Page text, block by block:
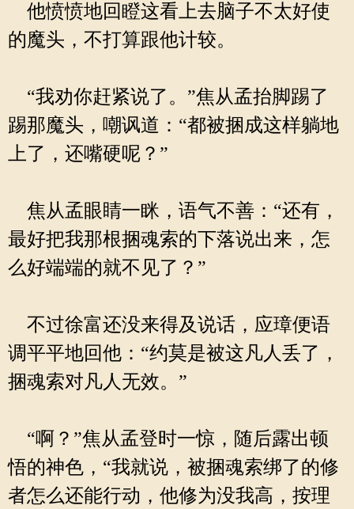
他愤愤地回瞪这看上去脑子不太好使
的魔头，不打算跟他计较。
“我劝你赶紧说了。”焦从孟抬脚踢了
踢那魔头，嘲讽道：“都被捆成这样躺地
上了，还嘴硬呢？”
焦从孟眼睛一眯，语气不善：“还有，
最好把我那根捆魂索的下落说出来，怎
么好端端的就不见了？”
不过徐富还没来得及说话，应璋便语
调平平地回他：“约莫是被这凡人丢了，
捆魂索对凡人无效。”
“啊？”焦从孟登时一惊，随后露出顿
悟的神色，“我就说，被捆魂索绑了的修
者怎么还能行动，他修为没我高，按理